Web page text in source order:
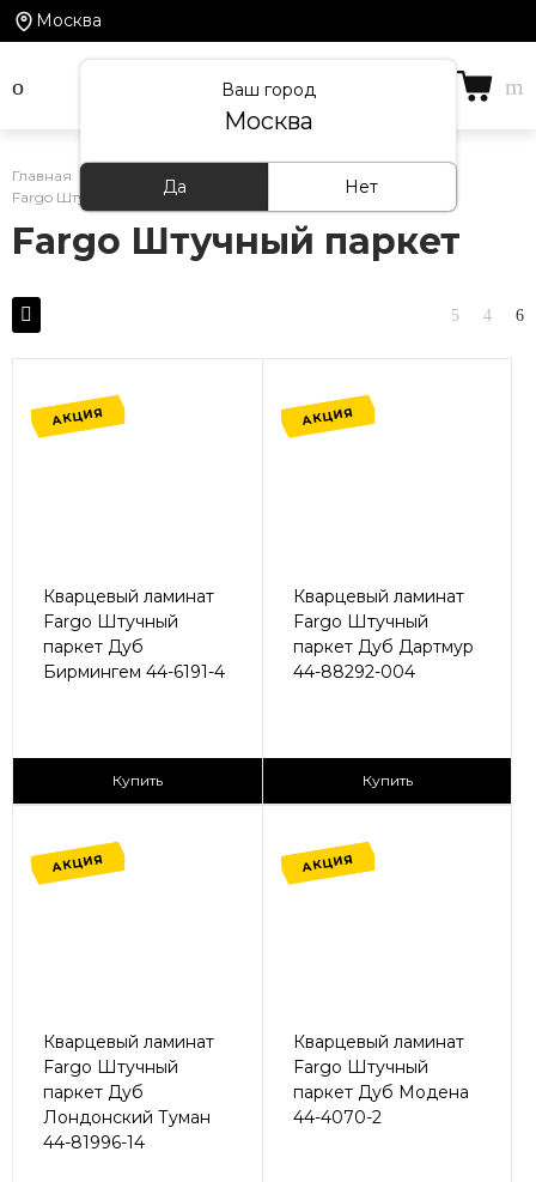
Москва
Ваш город
Москва
Да Нет
Главная Каталог товаров Кварцевый ламинат
Fargo Штучный паркет
Fargo Штучный паркет
АКЦИЯ
Кварцевый ламинат
Fargo Штучный
паркет Дуб
Бирмингем 44-6191-4
2
Купить
АКЦИЯ
Кварцевый ламинат
Fargo Штучный
паркет Дуб Дартмур
44-88292-004
2
Купить
АКЦИЯ
Кварцевый ламинат
Fargo Штучный
паркет Дуб
Лондонский Туман
44-81996-14
АКЦИЯ
Кварцевый ламинат
Fargo Штучный
паркет Дуб Модена
44-4070-2